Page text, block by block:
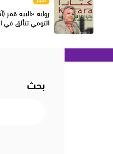
رواية «البية قمر
التومي تتألق في
بحث